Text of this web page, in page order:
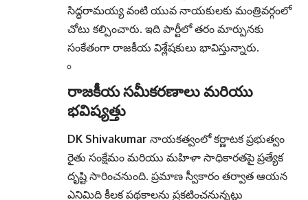
సిద్ధరామయ్య వంటి యువ నాయకులకు మంత్రివర్గంలో
చోటు కల్పించారు. ఇది పార్టీలో తరం మార్పునకు
సంకేతంగా రాజకీయ విశ్లేషకులు భావిస్తున్నారు.
రాజకీయ సమీకరణాలు మరియు
భవిష్యత్తు
DK Shivakumar నాయకత్వంలో కర్ణాటక ప్రభుత్వం
రైతు సంక్షేమం మరియు మహిళా సాధికారతపై ప్రత్యేక
దృష్టి సారించనుంది. ప్రమాణ స్వీకారం తర్వాత ఆయన
ఎనిమిది కీలక పథకాలను ప్రకటించనున్నట్లు